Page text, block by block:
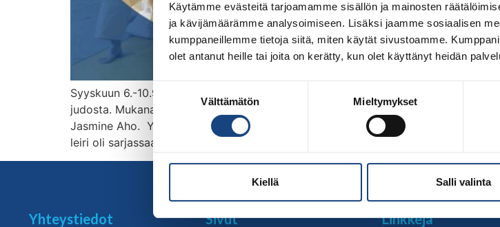
Käytämme evästeitä tarjoamamme sisällön ja mainosten
ja kävijämäärämme analysoimiseen. Lisäksi jaamme sosiaalisen
kumppaneillemme tietoja siitä, miten käytät sivustoamme.
olet antanut heille tai joita on kerätty, kun olet käyttänyt heidän
Suostumuksen
valinta
Välttämätön Mieltymykset
Kiellä Salli valinta
Syyskuun 6.-10.9. Judoliiton yläkoululeirille Pajulahteen kokoontui innokas
judosta. Mukana oli 32 urheilijaa ja valmennuksesta vastasi alle 18-vuotiaiden
Jasmine Aho. Yläkoululeiritykset on tarkoitettu kilpajudoon suuntautuneille 7.-9.
leiri oli sarjassaan ensimmäinen viidestä, lukuvuoden aikana toteutettavasti […]
Yhteystiedot Sivut Linkkejä